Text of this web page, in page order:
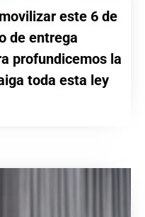
este 6 de
de entrega
profundicemos la
toda esta ley